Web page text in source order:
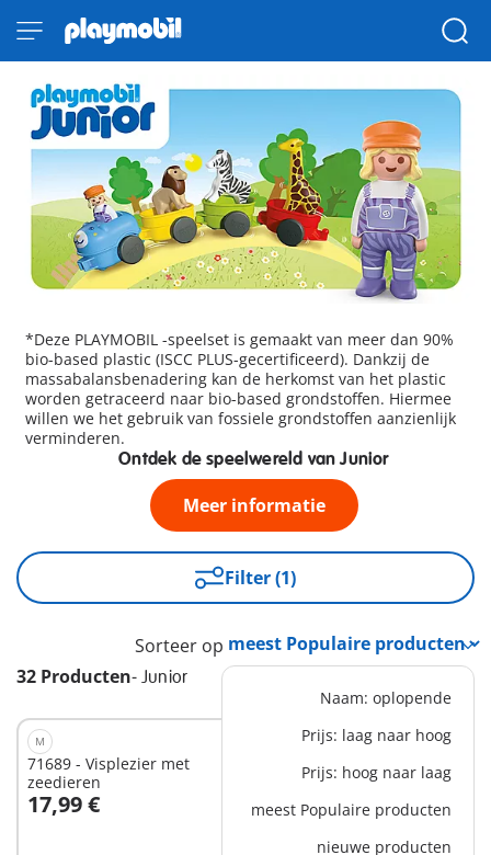
*Deze PLAYMOBIL -speelset is gemaakt van meer dan 90%
bio-based plastic (ISCC PLUS-gecertificeerd). Dankzij de
massabalansbenadering kan de herkomst van het plastic
worden getraceerd naar bio-based grondstoffen. Hiermee
willen we het gebruik van fossiele grondstoffen aanzienlijk
verminderen.
Ontdek de speelwereld van Junior
Meer informatie
Filter (1)
32 Producten- Junior
Sorteer op
Naam: oplopende
Prijs: laag naar hoog
Prijs: hoog naar laag
meest Populaire producten
nieuwe producten
M
71689 - Visplezier met
zeedieren
17,99 €
In winkelwagen
71699 - JUNIOR:
Schommelende slak
8,99 €
In winkelwagen